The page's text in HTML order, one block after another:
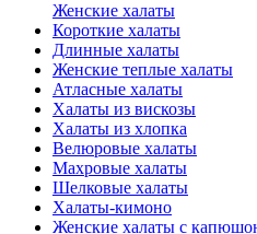
Женские халаты
Короткие халаты
Длинные халаты
Женские теплые халаты
Атласные халаты
Халаты из вискозы
Халаты из хлопка
Велюровые халаты
Махровые халаты
Шелковые халаты
Халаты-кимоно
Женские халаты с